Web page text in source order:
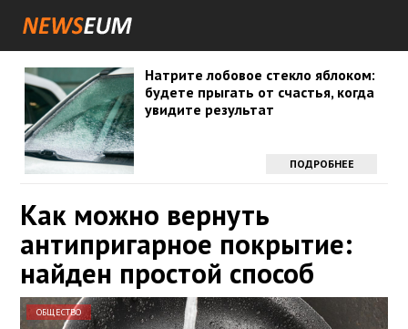
Натрите лобовое стекло яблоком:
будете прыгать от счастья, когда
увидите результат
ПОДРОБНЕЕ
Как можно вернуть
антипригарное покрытие:
найден простой способ
ОБЩЕСТВО